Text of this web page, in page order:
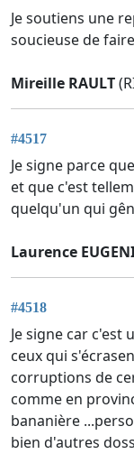
Je soutiens une
soucieuse de
Mireille RAULT
#4517
Je signe parce
et que c'est
quelqu'un qui
Laurence
#4518
Je signe car c'est
ceux qui
corruptions de
comme en
bananière
bien d'autres